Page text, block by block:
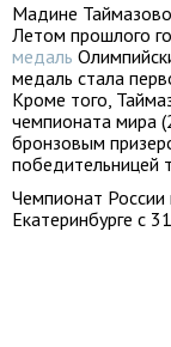
Мадине
Летом прошлого
медаль
медаль стала
Кроме того,
чемпионата мира
бронзовым
победительницей
Чемпионат
Екатеринбурге с